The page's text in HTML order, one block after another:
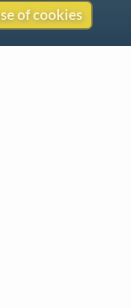
of cookies